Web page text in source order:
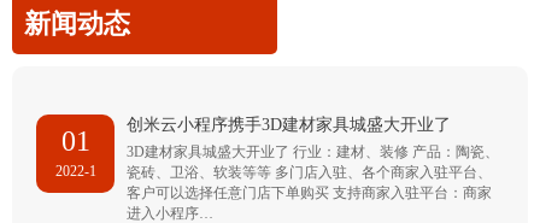
新闻动态
01
2022-1
创米云小程序携手3D建材家具城盛大开业了
3D建材家具城盛大开业了 行业：建材、装修 产品：陶瓷、
瓷砖、卫浴、软装等等 多门店入驻、各个商家入驻平台、
客户可以选择任意门店下单购买 支持商家入驻平台：商家
进入小程序…